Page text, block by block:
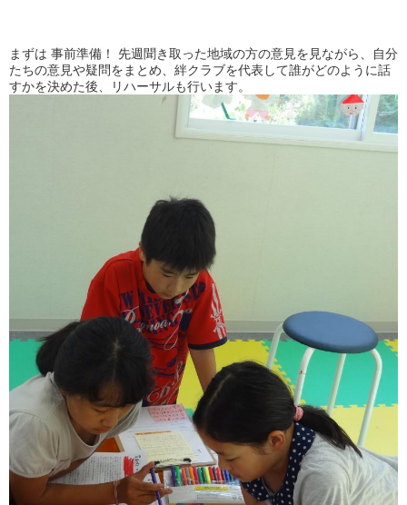
まずは 事前準備！ 先週聞き取った地域の方の意見を見ながら、自分
たちの意見や疑問をまとめ、絆クラブを代表して誰がどのように話
すかを決めた後、リハーサルも行います。